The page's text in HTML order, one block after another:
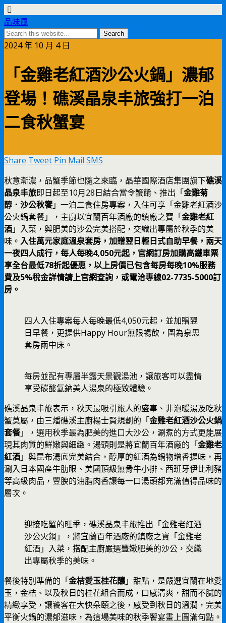
品味風
2024 年 10 月 4 日
「金雞老紅酒沙公火鍋」濃郁
登場！礁溪晶泉丰旅強打一泊
二食秋蟹宴
Share Tweet Pin Mail SMS
秋意漸濃，品蟹季節也隨之來臨，晶華國際酒店集團旗下礁溪
晶泉丰旅即日起至10月28日結合當令蟹餚、推出「金雞菊
醇．沙公秋饗」一泊二食住房專案，入住可享「金雞老紅酒沙
公火鍋套餐」，主廚以宜蘭百年酒廠的鎮廠之寶「金雞老紅
酒」入菜，與肥美的沙公完美搭配，交織出專屬於秋季的美
味。 入住萬元家庭溫泉套房，加贈翌日輕日式自助早餐，兩天
一夜四人成行，每人每晚4,050元起，官網訂房加購高鐵車票
享全台最低78折起優惠，以上房價已包含每房每晚10%服務
費及5%稅金詳情請上官網查詢，或電洽專線02-7735-5000訂
房。
四人入住專案每人每晚最低4,050元起，並加贈翌
日早餐，更提供Happy Hour無限暢飲，圖為泉思
套房兩中床。
每房並配有專屬半露天景觀湯池，讓旅客可以盡情
享受碳酸氫鈉美人湯泉的極致體驗。
礁溪晶泉丰旅表示，秋天最吸引旅人的盛事、非泡暖湯及吃秋
蟹莫屬，由三燔礁溪主廚楊士賢規劃的「金雞老紅酒沙公火鍋
套餐」，選用秋季最為肥美的進口大沙公，涮煮的方式更能展
現其肉質的鮮嫩與細緻。湯頭則是將宜蘭百年酒廠的「金雞老
紅酒」與昆布湯底完美結合，醇厚的紅酒為鍋物增香提味，再
涮入日本國產牛肋眼、美國頂級無骨牛小排、西班牙伊比利豬
等高級肉品，豐腴的油脂肉香讓每一口湯頭都充滿值得品味的
層次。
迎接吃蟹的旺季，礁溪晶泉丰旅推出「金雞老紅酒
沙公火鍋」，將宜蘭百年酒廠的鎮廠之寶「金雞老
紅酒」入菜，搭配主廚嚴選豐嫩肥美的沙公，交織
出專屬秋季的美味。
餐後特別準備的「金桔愛玉桂花釀」甜點，是嚴選宜蘭在地愛
玉，金桔、以及秋日的桂花組合而成，口感清爽，甜而不膩的
精緻享受，讓饕客在大快朵頤之後，感受到秋日的溫潤，完美
平衡火鍋的濃郁滋味，為這場美味的秋季饗宴畫上圓滿句點。